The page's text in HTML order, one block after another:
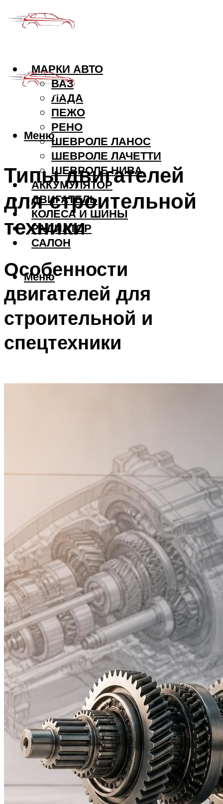
МАРКИ АВТО
ВАЗ
ЛАДА
ПЕЖО
РЕНО
ШЕВРОЛЕ ЛАНОС
ШЕВРОЛЕ ЛАЧЕТТИ
ШЕВРОЛЕ НИВА
АККУМУЛЯТОР
ДВИГАТЕЛЬ
КОЛЕСА И ШИНЫ
РАДИАТОР
САЛОН
Меню
Меню
Типы двигателей
для строительной
техники
Особенности
двигателей для
строительной и
спецтехники